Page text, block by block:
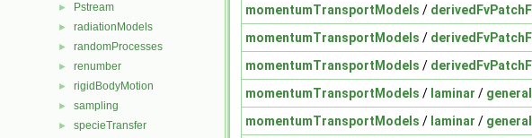
► Pstream
► radiationModels
► randomProcesses
► renumber
► rigidBodyMotion
► sampling
► specieTransfer
momentumTransportModels /
momentumTransportModels /
momentumTransportModels /
momentumTransportModels / laminar /
momentumTransportModels / laminar /